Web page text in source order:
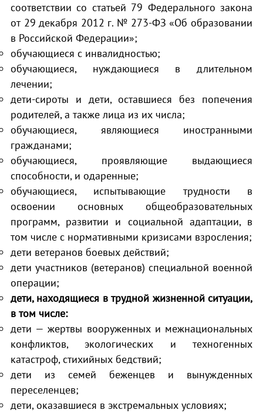
соответствии со статьей 79 Федерального закона
от 29 декабря 2012 г. № 273-ФЗ «Об образовании
в Российской Федерации»;
обучающиеся с инвалидностью;
обучающиеся, нуждающиеся в длительном
лечении;
дети-сироты и дети, оставшиеся без попечения
родителей, а также лица из их числа;
обучающиеся, являющиеся иностранными
гражданами;
обучающиеся, проявляющие выдающиеся
способности, и одаренные;
обучающиеся, испытывающие трудности в
освоении основных общеобразовательных
программ, развитии и социальной адаптации, в
том числе с нормативными кризисами взросления;
дети ветеранов боевых действий;
дети участников (ветеранов) специальной военной
операции;
дети, находящиеся в трудной жизненной ситуации,
в том числе:
дети — жертвы вооруженных и межнациональных
конфликтов, экологических и техногенных
катастроф, стихийных бедствий;
дети из семей беженцев и вынужденных
переселенцев;
дети, оказавшиеся в экстремальных условиях;